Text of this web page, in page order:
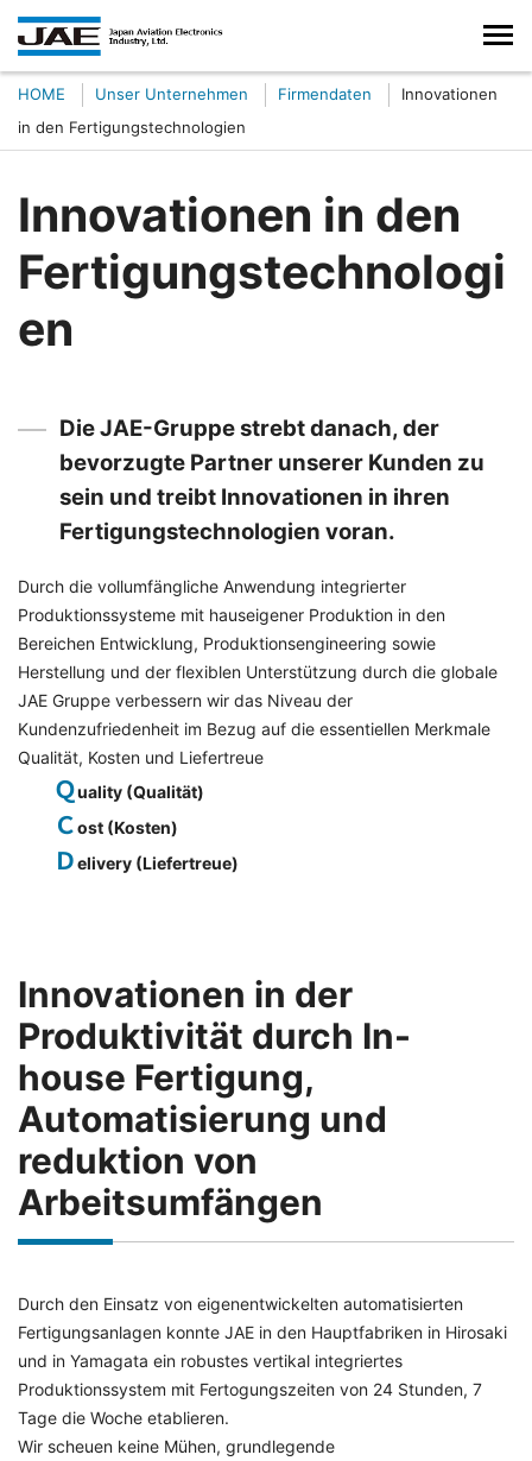
HOME Unser Unternehmen Firmendaten
Innovationen
in den Fertigungstechnologien
Innovationen in den
Fertigungstechnologi
en
Die JAE-Gruppe strebt danach, der
bevorzugte Partner unserer Kunden zu
sein und treibt Innovationen in ihren
Fertigungstechnologien voran.
Durch die vollumfängliche Anwendung integrierter
Produktionssysteme mit hauseigener Produktion in den
Bereichen Entwicklung, Produktionsengineering sowie
Herstellung und der flexiblen Unterstützung durch die globale
JAE Gruppe verbessern wir das Niveau der
Kundenzufriedenheit im Bezug auf die essentiellen Merkmale
Qualität, Kosten und Liefertreue
Ｑuality (Qualität)
Ｃost (Kosten)
Ｄelivery (Liefertreue)
Innovationen in der
Produktivität durch In-
house Fertigung,
Automatisierung und
reduktion von
Arbeitsumfängen
Durch den Einsatz von eigenentwickelten automatisierten
Fertigungsanlagen konnte JAE in den Hauptfabriken in Hirosaki
und in Yamagata ein robustes vertikal integriertes
Produktionssystem mit Fertogungszeiten von 24 Stunden, 7
Tage die Woche etablieren.
Wir scheuen keine Mühen, grundlegende